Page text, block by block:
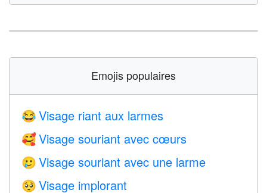
Emojis populaires
😂 Visage riant aux larmes
🥰 Visage souriant avec cœurs
🥲 Visage souriant avec une larme
🥺 Visage implorant